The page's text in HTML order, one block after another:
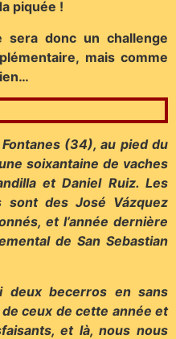
piquée !
sera donc un challenge
mais comme
(34), au pied du
soixantaine de vaches
et Daniel Ruiz. Les
sont des José Vázquez
et l’année dernière
de San Sebastian
deux becerros en sans
ceux de cette année et
et là, nous nous